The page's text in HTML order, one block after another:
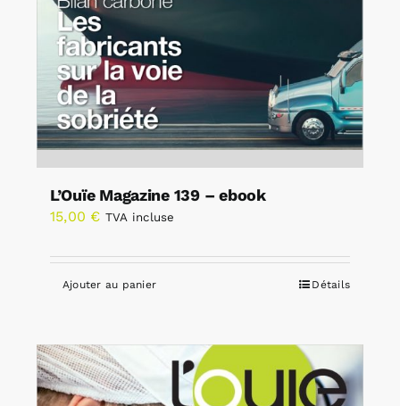
L’Ouïe Magazine 139 – ebook
15,00 € TVA incluse
Ajouter au panier Détails